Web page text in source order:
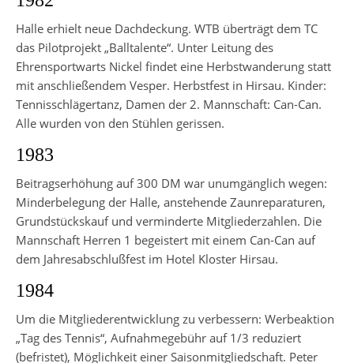
Halle erhielt neue Dachdeckung. WTB überträgt dem TC
das Pilotprojekt „Balltalente“. Unter Leitung des
Ehrensportwarts Nickel findet eine Herbstwanderung statt
mit anschließendem Vesper. Herbstfest in Hirsau. Kinder:
Tennisschlägertanz, Damen der 2. Mannschaft: Can-Can.
Alle wurden von den Stühlen gerissen.
1983
Beitragserhöhung auf 300 DM war unumgänglich wegen:
Minderbelegung der Halle, anstehende Zaunreparaturen,
Grundstückskauf und verminderte Mitgliederzahlen. Die
Mannschaft Herren 1 begeistert mit einem Can-Can auf
dem Jahresabschlußfest im Hotel Kloster Hirsau.
1984
Um die Mitgliederentwicklung zu verbessern: Werbeaktion
„Tag des Tennis“, Aufnahmegebühr auf 1/3 reduziert
(befristet), Möglichkeit einer Saisonmitgliedschaft. Peter